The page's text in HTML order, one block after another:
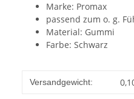
Marke: Promax
passend zum o. g.
Material: Gummi
Farbe: Schwarz
Versandgewicht: